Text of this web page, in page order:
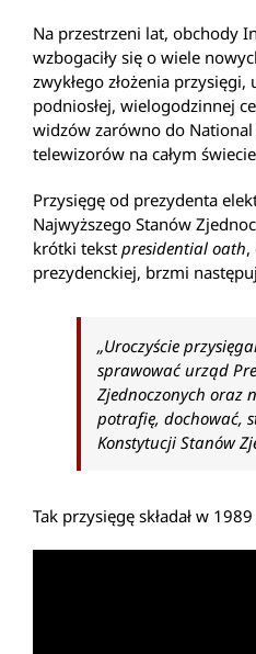
Na przestrzeni lat, obchody
wzbogaciły się o wiele
zwykłego złożenia
podniosłej, wielogodzinnej
widzów zarówno do
telewizorów na całym
Przysięgę od prezydenta
Najwyższego Stanów
krótki tekst presidential oath,
prezydenckiej, brzmi
„Uroczyście
sprawować urząd
Zjednoczonych oraz
potrafię, dochować,
Konstytucji Stanów
Tak przysięgę składał w